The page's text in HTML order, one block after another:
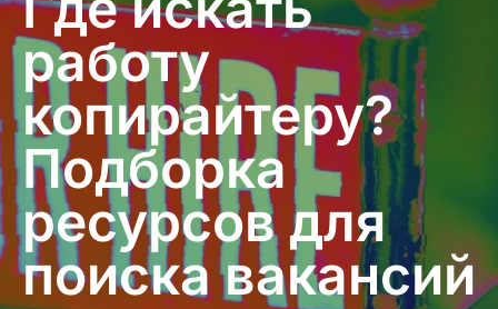
работу
копирайтеру?
Подборка
ресурсов для
поиска вакансий